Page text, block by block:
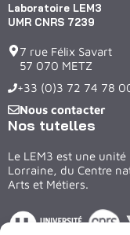
Laboratoire LEM3
UMR CNRS 7239
7 rue Félix Savart
57 070 METZ
+33 (0)3 72 74 78
Nous contacter
Nos tutelles
Le LEM3 est une
Lorraine, du Centre
Arts et Métiers.